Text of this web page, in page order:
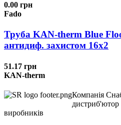
0.00 грн
Fado
Труба KAN-therm Blue
антидиф. захистом 16х2
51.17 грн
KAN-therm
Компанія
дистриб'ютор
виробників